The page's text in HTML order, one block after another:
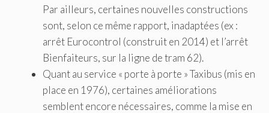
Par ailleurs, certaines nouvelles constructions
sont, selon ce même rapport, inadaptées (ex :
arrêt Eurocontrol (construit en 2014) et l’arrêt
Bienfaiteurs, sur la ligne de tram 62).
Quant au service « porte à porte » Taxibus (mis en
place en 1976), certaines améliorations
semblent encore nécessaires, comme la mise en